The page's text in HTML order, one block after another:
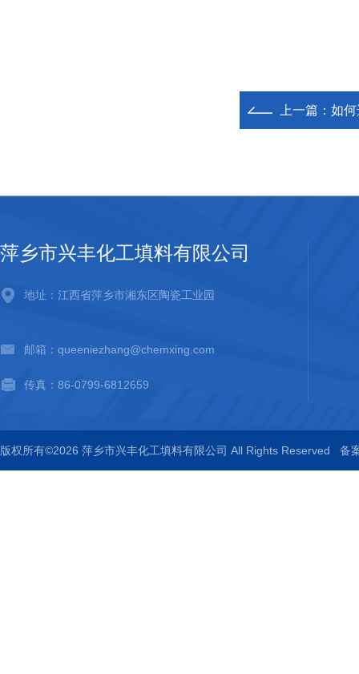
上一篇： 如
萍乡市兴丰化工填料有限公司
地址：江西省萍乡市湘东区陶瓷工业园
邮箱：queeniezhang@chemxing.com
传真：86-0799-6812659
版权所有©2026 萍乡市兴丰化工填料有限公司 All Rights Reserved 备